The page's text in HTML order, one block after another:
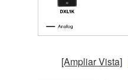
[Ampliar Vista]